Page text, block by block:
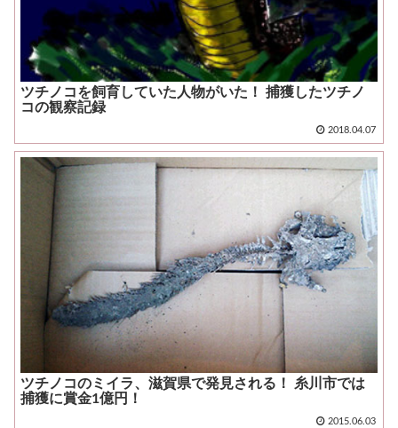
ツチノコを飼育していた人物がいた！ 捕獲したツチノ
コの観察記録
2018.04.07
ツチノコのミイラ、滋賀県で発見される！ 糸川市では
捕獲に賞金1億円！
2015.06.03